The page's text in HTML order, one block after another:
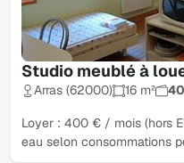
Studio meublé à
Arras (62000) 16 m²
Loyer : 400 € / mois (hors
eau selon consommations